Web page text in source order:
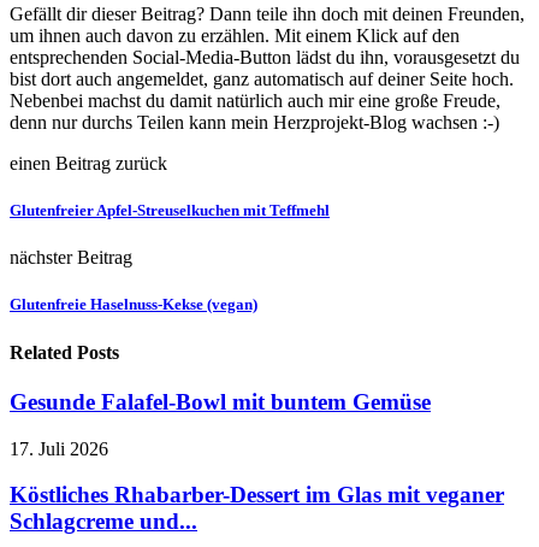
Gefällt dir dieser Beitrag? Dann teile ihn doch mit deinen Freunden,
um ihnen auch davon zu erzählen. Mit einem Klick auf den
entsprechenden Social-Media-Button lädst du ihn, vorausgesetzt du
bist dort auch angemeldet, ganz automatisch auf deiner Seite hoch.
Nebenbei machst du damit natürlich auch mir eine große Freude,
denn nur durchs Teilen kann mein Herzprojekt-Blog wachsen :-)
einen Beitrag zurück
Glutenfreier Apfel-Streuselkuchen mit Teffmehl
nächster Beitrag
Glutenfreie Haselnuss-Kekse (vegan)
Related Posts
Gesunde Falafel-Bowl mit buntem Gemüse
17. Juli 2026
Köstliches Rhabarber-Dessert im Glas mit veganer
Schlagcreme und...